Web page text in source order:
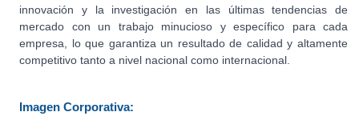
innovación y la investigación en las últimas tendencias de
mercado con un trabajo minucioso y específico para cada
empresa, lo que garantiza un resultado de calidad y altamente
competitivo tanto a nivel nacional como internacional.
Imagen Corporativa: